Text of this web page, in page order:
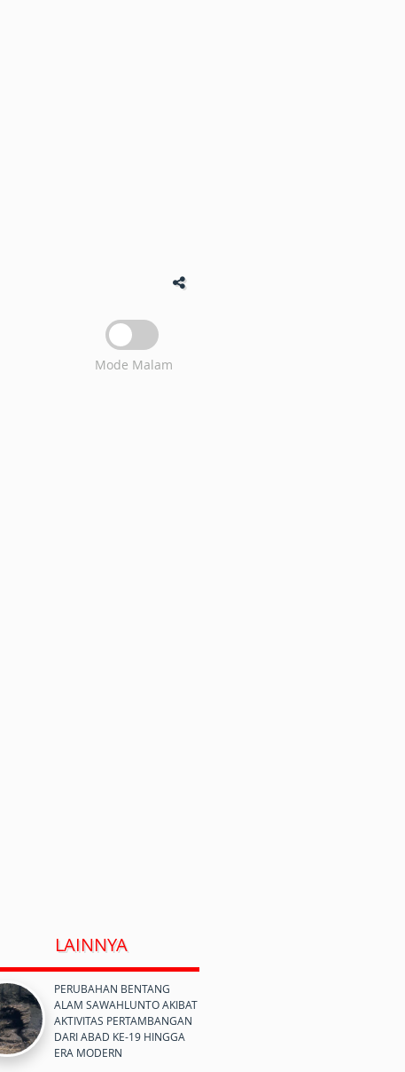
Mode Malam
LAINNYA
PERUBAHAN BENTANG
ALAM SAWAHLUNTO AKIBAT
AKTIVITAS PERTAMBANGAN
DARI ABAD KE-19 HINGGA
ERA MODERN